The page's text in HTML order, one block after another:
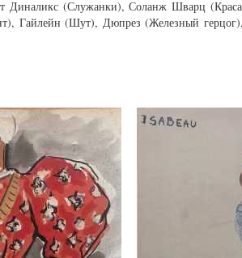
(Служанки), Соланж Шварц
Гайлейн (Шут), Дюпрез (Железный